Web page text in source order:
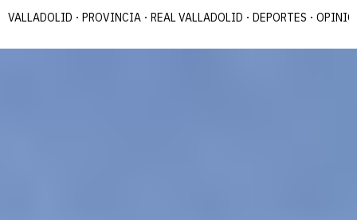
VALLADOLID PROVINCIA REAL VALLADOLID DEPORTES